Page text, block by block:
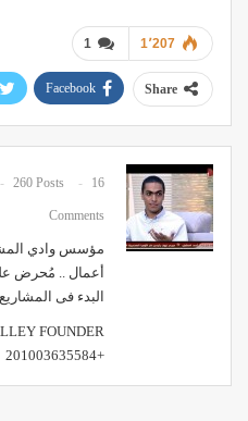
1 1٬207
Share
Facebook
260 Posts 16
Comments
مؤسس وادي
أعمال .. مُحرض
البدء فى
FOUNDER
+201003635584